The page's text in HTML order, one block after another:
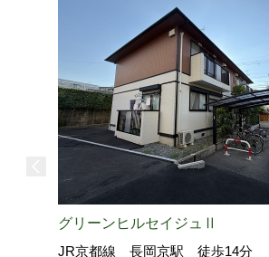
グリーンヒルセイジュⅡ
JR京都線 長岡京駅 徒歩14分